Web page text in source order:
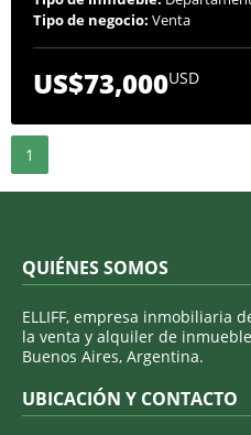
Tipo de negocio: Venta
US$73,000USD
1
QUIÉNES SOMOS
ELLIFF, empresa inmobiliaria
la venta y alquiler de
Buenos Aires, Argentina.
UBICACIÓN Y CONTACTO